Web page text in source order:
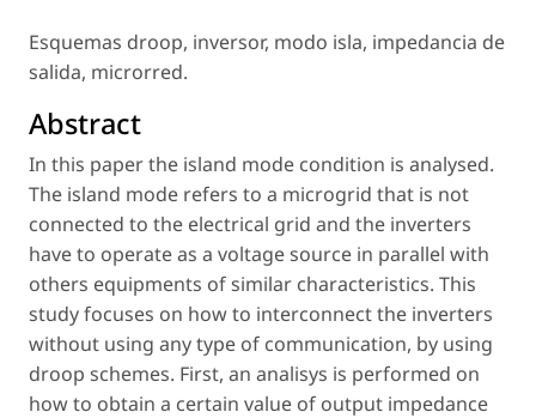
Esquemas droop, inversor, modo isla, impedancia de
salida, microrred.
Abstract
In this paper the island mode condition is analysed.
The island mode refers to a microgrid that is not
connected to the electrical grid and the inverters
have to operate as a voltage source in parallel with
others equipments of similar characteristics. This
study focuses on how to interconnect the inverters
without using any type of communication, by using
droop schemes. First, an analisys is performed on
how to obtain a certain value of output impedance